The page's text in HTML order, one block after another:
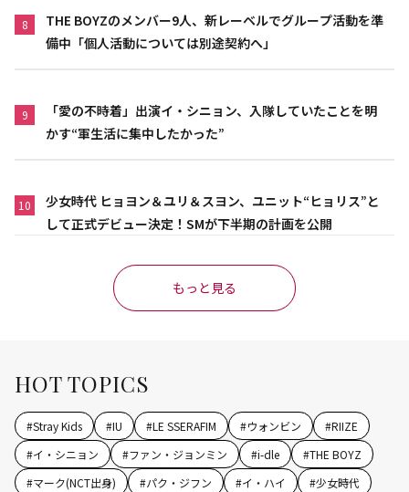
8
THE BOYZのメンバー9人、新レーベルでグループ活動を準
備中「個人活動については別途契約へ」
9
「愛の不時着」出演イ・シニョン、入隊していたことを明
かす“軍生活に集中したかった”
10
少女時代 ヒョヨン＆ユリ＆スヨン、ユニット“ヒョリス”と
して正式デビュー決定！SMが下半期の計画を公開
もっと見る
HOT TOPICS
#Stray Kids #IU #LE SSERAFIM #ウォンビン #RIIZE
#イ・シニョン #ファン・ジョンミン #i-dle #THE BOYZ
#マーク(NCT出身) #パク・ジフン #イ・ハイ #少女時代